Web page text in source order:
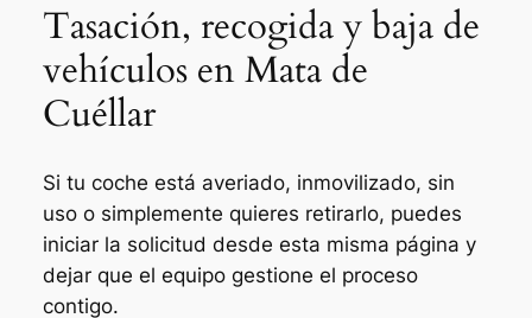
Tasación, recogida y baja de
vehículos en Mata de
Cuéllar
Si tu coche está averiado, inmovilizado, sin
uso o simplemente quieres retirarlo, puedes
iniciar la solicitud desde esta misma página y
dejar que el equipo gestione el proceso
contigo.